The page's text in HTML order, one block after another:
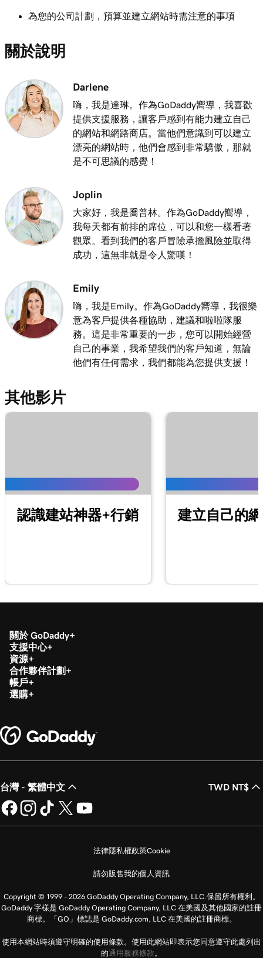
建立網站
2m 29s
第 11 課 (共 11 課)
為您的公司計劃，預算並建立網站時需注意的事項
關於說明
Darlene
嗨，我是達琳。作為GoDaddy嚮導，我喜歡
提供支援服務，讓客戶感到有能力建立自己
的網站和網路商店。當他們意識到可以建立
漂亮的網站時，他們會感到非常驕傲，那就
是不可思議的感覺！
Joplin
大家好，我是喬普林。作為GoDaddy嚮導，
我每天都有前排的席位，可以和您一樣看著
觀眾。看到我們的客戶冒險承擔風險並取得
成功，這無非就是令人驚嘆！
Emily
嗨，我是Emily。作為GoDaddy嚮導，我很樂
意為客戶提供各種協助，建議和啦啦隊服
務。這是非常重要的一步，您可以開始經營
自己的事業，我希望我們的客戶知道，無論
他們有任何需求，我們都能為您提供支援！
其他影片
認識建站神器+行銷 建立自己的
關於 GoDaddy
支援中心
資源
合作夥伴計劃
帳戶
選購
台灣 - 繁體中文 TWD NT$
法律隱私權政策Cookie
請勿販售我的個人資訊
Copyright © 1999 - 2026 GoDaddy Operating Company, LLC.保留所有權利。
GoDaddy 字樣是 GoDaddy Operating Company, LLC 在美國及其他國家的註冊
商標。「GO」標誌是 GoDaddy.com, LLC 在美國的註冊商標。
使用本網站時須遵守明確的使用條款。使用此網站即表示您同意遵守此處列出
的通用服務條款